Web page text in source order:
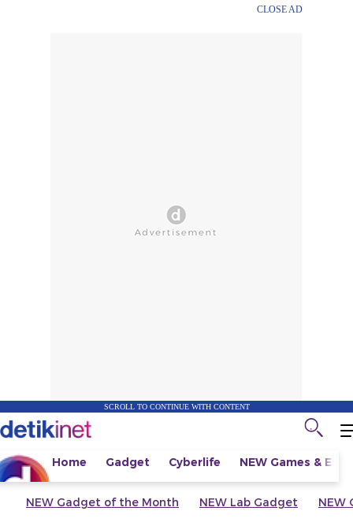
CLOSE AD
SCROLL TO CONTINUE WITH CONTENT
Home Gadget Cyberlife NEW Games &
NEW Gadget of the Month NEW Lab Gadget NEW